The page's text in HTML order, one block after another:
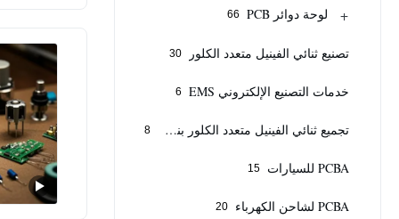
+ لوحة دوائر PCB 66
تصنيع ثنائي الفينيل متعدد الكلور 30
خدمات التصنيع الإلكتروني EMS 6
تجميع ثنائي الفينيل متعدد الكلور بنظام تسليم المفتاح الكامل 8
PCBA للسيارات 15
PCBA لشاحن الكهرباء 20